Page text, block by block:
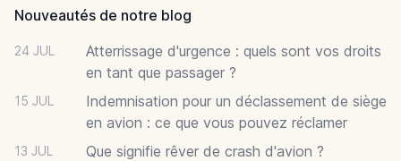
Nouveautés de notre blog
24 JUL
Atterrissage d'urgence : quels sont vos droits
en tant que passager ?
15 JUL
Indemnisation pour un déclassement de siège
en avion : ce que vous pouvez réclamer
13 JUL Que signifie rêver de crash d'avion ?